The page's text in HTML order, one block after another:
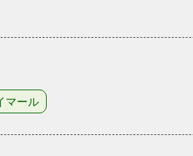
マール